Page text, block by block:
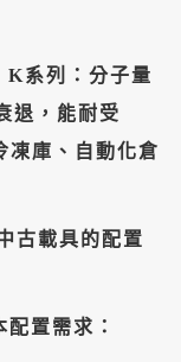
系列：分子量
退，能耐受
凍庫、自動化倉
古載具的配置
置需求：